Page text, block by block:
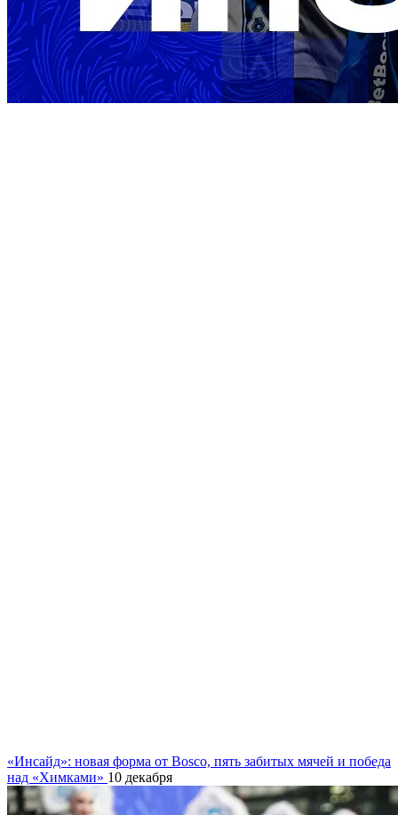
«Инсайд»: новая форма от Bosco, пять забитых мячей и победа
над «Химками» 10 декабря